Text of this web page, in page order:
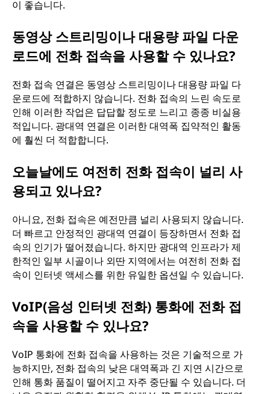
이 좋습니다.
동영상 스트리밍이나 대용량 파일 다운
로드에 전화 접속을 사용할 수 있나요?
전화 접속 연결은 동영상 스트리밍이나 대용량 파일 다
운로드에 적합하지 않습니다. 전화 접속의 느린 속도로
인해 이러한 작업은 답답할 정도로 느리고 종종 비실용
적입니다. 광대역 연결은 이러한 대역폭 집약적인 활동
에 훨씬 더 적합합니다.
오늘날에도 여전히 전화 접속이 널리 사
용되고 있나요?
아니요, 전화 접속은 예전만큼 널리 사용되지 않습니다.
더 빠르고 안정적인 광대역 연결이 등장하면서 전화 접
속의 인기가 떨어졌습니다. 하지만 광대역 인프라가 제
한적인 일부 시골이나 외딴 지역에서는 여전히 전화 접
속이 인터넷 액세스를 위한 유일한 옵션일 수 있습니다.
VoIP(음성 인터넷 전화) 통화에 전화 접
속을 사용할 수 있나요?
VoIP 통화에 전화 접속을 사용하는 것은 기술적으로 가
능하지만, 전화 접속의 낮은 대역폭과 긴 지연 시간으로
인해 통화 품질이 떨어지고 자주 중단될 수 있습니다. 더